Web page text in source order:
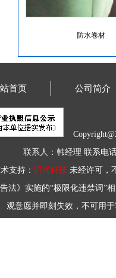
防水卷材
首页 公司简介
联系人：韩经理 联系电
支持： 沂尚科技 未经许可，
法》实施的“极限化违禁词”
观意愿并即刻失效，不可用